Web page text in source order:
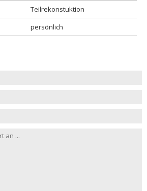
Teilrekonstuktion
persönlich